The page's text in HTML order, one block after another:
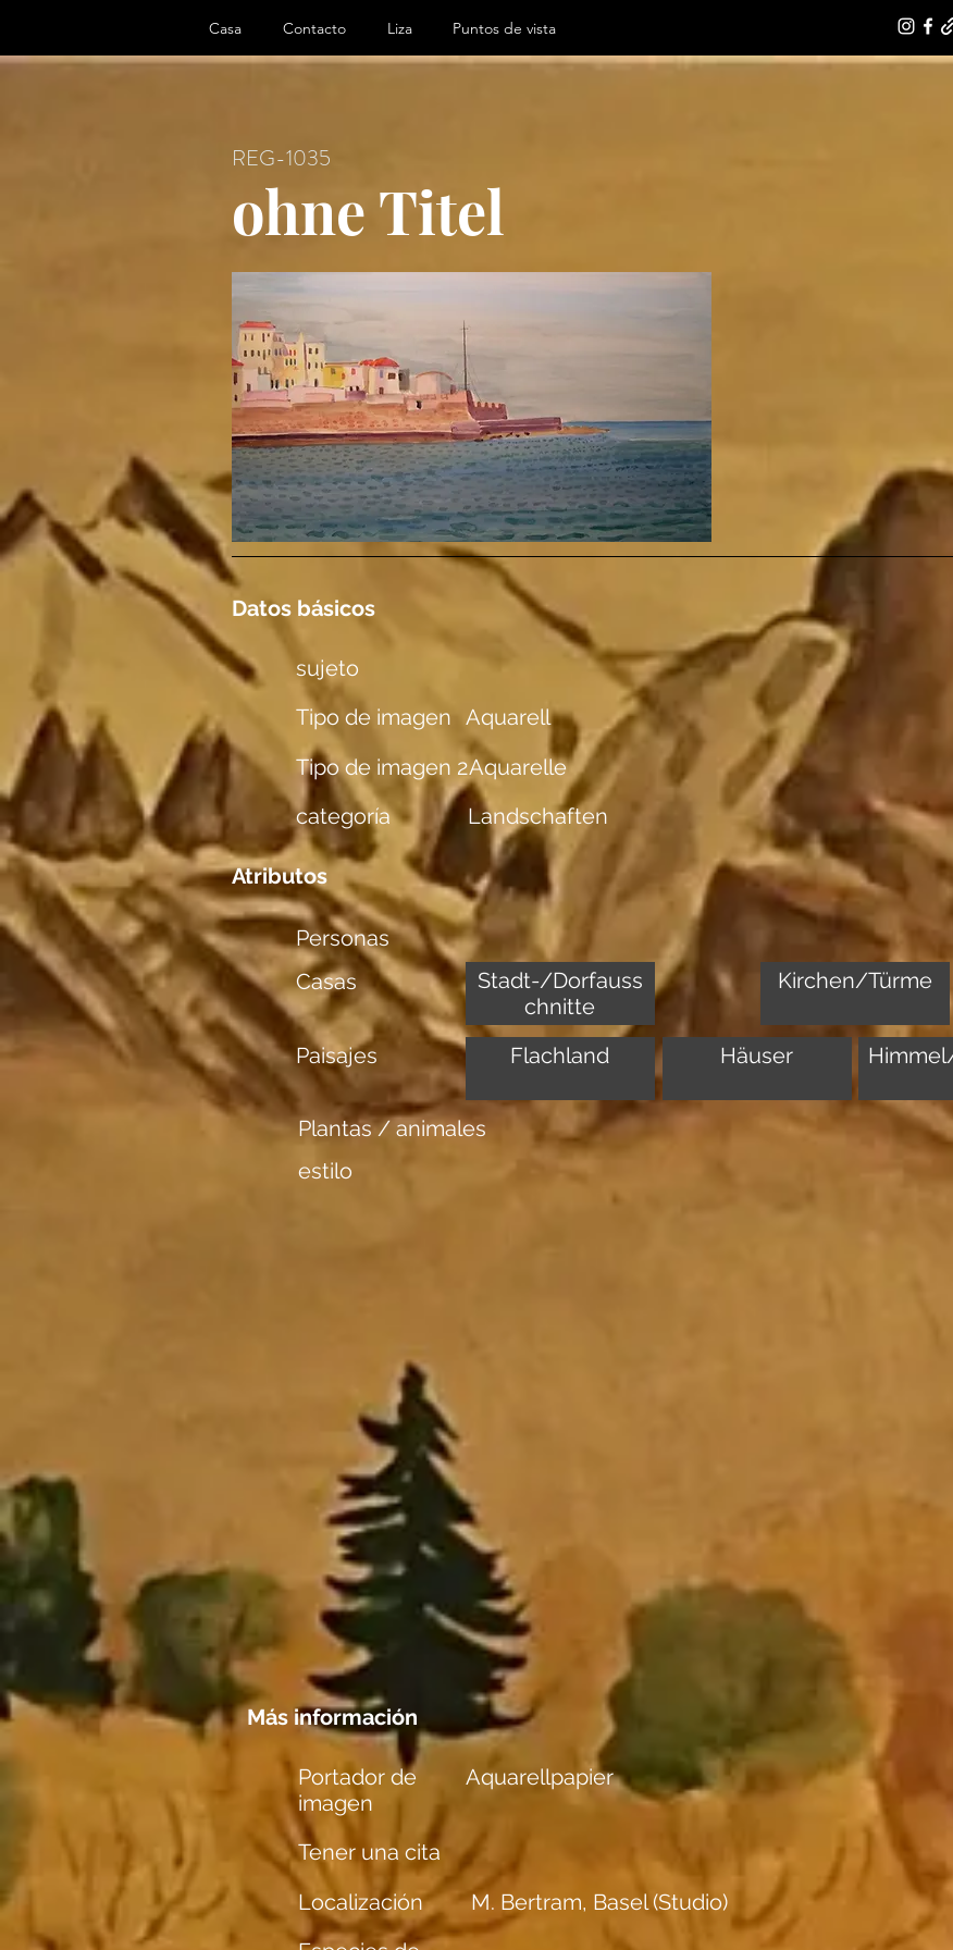
Casa Contacto Liza Puntos de vista
REG-1035
ohne Titel
Datos básicos
sujeto
Tipo de imagen Aquarell
Tipo de imagen 2Aquarelle
categoría
Landschaften
Atributos
Personas
Casas
Stadt-/Dorfauss
chnitte
Kirchen/Türme
Paisajes
Flachland Häuser
Plantas / animales
estilo
Más información
Portador de
imagen
Aquarellpapier
Tener una cita
Localización
M. Bertram, Basel (Studio)